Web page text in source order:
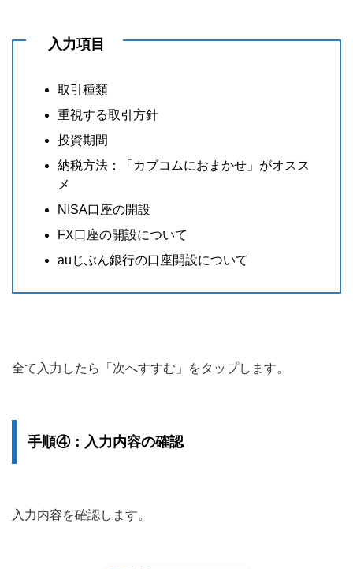
入力項目
取引種類
重視する取引方針
投資期間
納税方法：「カブコムにおまかせ」がオスス
メ
NISA口座の開設
FX口座の開設について
auじぶん銀行の口座開設について
全て入力したら「次へすすむ」をタップします。
手順④：入力内容の確認
入力内容を確認します。